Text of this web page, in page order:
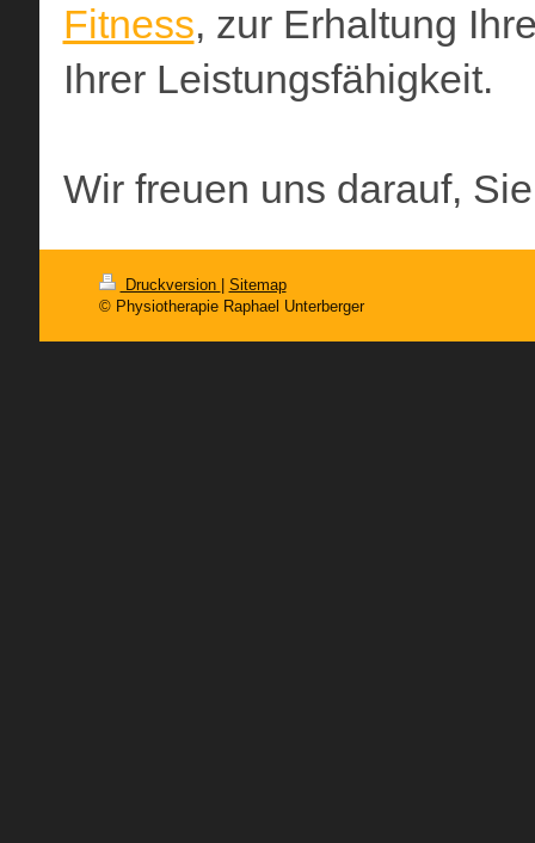
Fitness, zur Erhaltung
Ihrer Leistungsfähigkeit.
Wir freuen uns darauf,
Druckversion
Sitemap
© Physiotherapie Raphael Unterberger